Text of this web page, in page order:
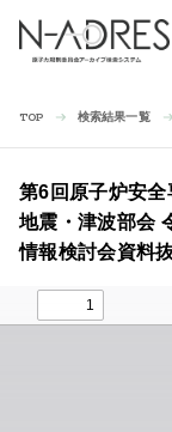
TOP 検索結果一覧
第6回原子炉安
地震・津波部会
情報検討会資料